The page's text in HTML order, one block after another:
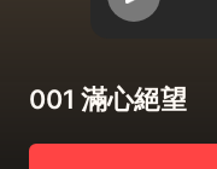
001 滿心絕望